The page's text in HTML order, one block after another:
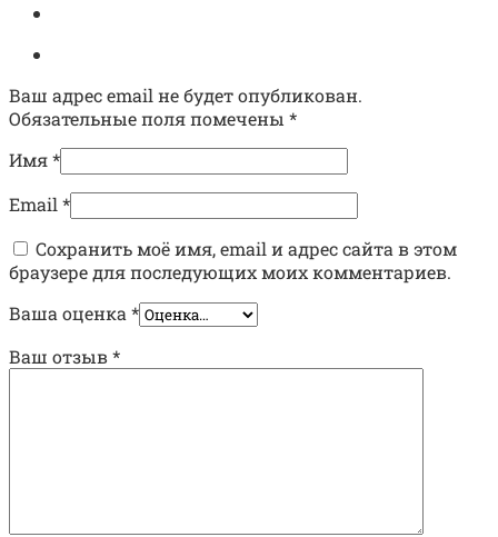
Ваш адрес email не будет опубликован.
Обязательные поля помечены *
Имя*
Email *
Сохранить моё имя, email и адрес сайта в этом
браузере для последующих моих комментариев.
Ваша оценка *
Ваш отзыв*